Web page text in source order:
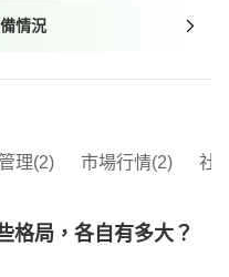
情況
理(2) 市場行情(2) 社
格局，各自有多大？